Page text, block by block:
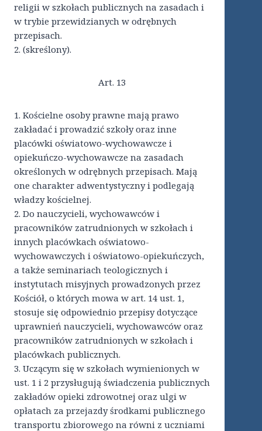
religii w szkołach publicznych na zasadach i
w trybie przewidzianych w odrębnych
przepisach.
2. (skreślony).
Art. 13
1. Kościelne osoby prawne mają prawo
zakładać i prowadzić szkoły oraz inne
placówki oświatowo-wychowawcze i
opiekuńczo-wychowawcze na zasadach
określonych w odrębnych przepisach. Mają
one charakter adwentystyczny i podlegają
władzy kościelnej.
2. Do nauczycieli, wychowawców i
pracowników zatrudnionych w szkołach i
innych placówkach oświatowo-
wychowawczych i oświatowo-opiekuńczych,
a także seminariach teologicznych i
instytutach misyjnych prowadzonych przez
Kościół, o których mowa w art. 14 ust. 1,
stosuje się odpowiednio przepisy dotyczące
uprawnień nauczycieli, wychowawców oraz
pracowników zatrudnionych w szkołach i
placówkach publicznych.
3. Uczącym się w szkołach wymienionych w
ust. 1 i 2 przysługują świadczenia publicznych
zakładów opieki zdrowotnej oraz ulgi w
opłatach za przejazdy środkami publicznego
transportu zbiorowego na równi z uczniami